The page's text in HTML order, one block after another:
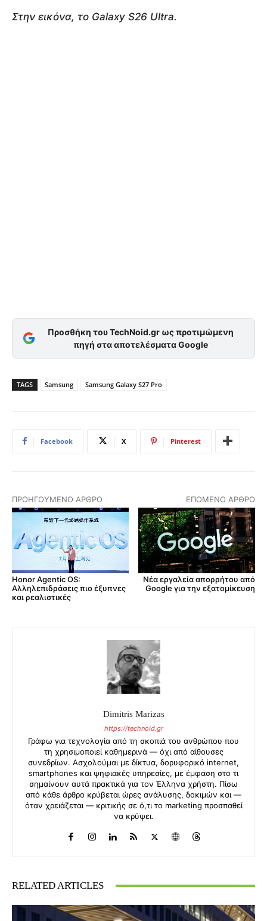
Στην εικόνα, το Galaxy S26 Ultra.
Προσθήκη του TechNoid.gr ως προτιμώμενη
πηγή στα αποτελέσματα Google
TAGS Samsung Samsung Galaxy S27 Pro
Facebook X Pinterest
ΠΡΟΗΓΟΎΜΕΝΟ ΆΡΘΡΟ
Honor Agentic OS:
Αλληλεπιδράσεις πιο έξυπνες
και ρεαλιστικές
ΕΠΌΜΕΝΟ ΆΡΘΡΟ
Νέα εργαλεία απορρήτου από
Google για την εξατομίκευση
Dimitris Marizas
https://technoid.gr
Γράφω για τεχνολογία από τη σκοπιά του ανθρώπου που
τη χρησιμοποιεί καθημερινά — όχι από αίθουσες
συνεδρίων. Ασχολούμαι με δίκτυα, δορυφορικό internet,
smartphones και ψηφιακές υπηρεσίες, με έμφαση στο τι
σημαίνουν αυτά πρακτικά για τον Έλληνα χρήστη. Πίσω
από κάθε άρθρο κρύβεται ώρες ανάλυσης, δοκιμών και —
όταν χρειάζεται — κριτικής σε ό,τι το marketing προσπαθεί
να κρύψει.
RELATED ARTICLES